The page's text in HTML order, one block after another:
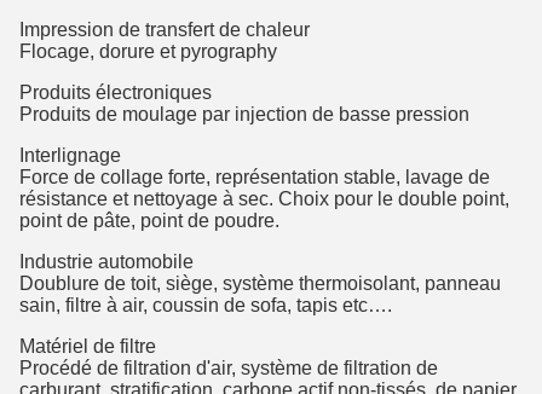
Impression de transfert de chaleur
Flocage, dorure et pyrography
Produits électroniques
Produits de moulage par injection de basse pression
Interlignage
Force de collage forte, représentation stable, lavage de
résistance et nettoyage à sec. Choix pour le double point,
point de pâte, point de poudre.
Industrie automobile
Doublure de toit, siège, système thermoisolant, panneau
sain, filtre à air, coussin de sofa, tapis etc….
Matériel de filtre
Procédé de filtration d'air, système de filtration de
carburant, stratification, carbone actif non-tissés, de papier,